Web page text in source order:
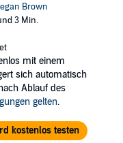
and he realizes he can
in the Cosa Nostra,
for power, unable to
of escape is trading one
choice of husband.
her trust is tentative.
is her savior.
Brown
3 Min.
mit einem
sich automatisch
Ablauf des
gelten.
kostenlos testen